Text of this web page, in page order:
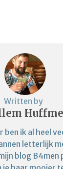
Written by
ben ik al heel
letterlijk
blog B4men